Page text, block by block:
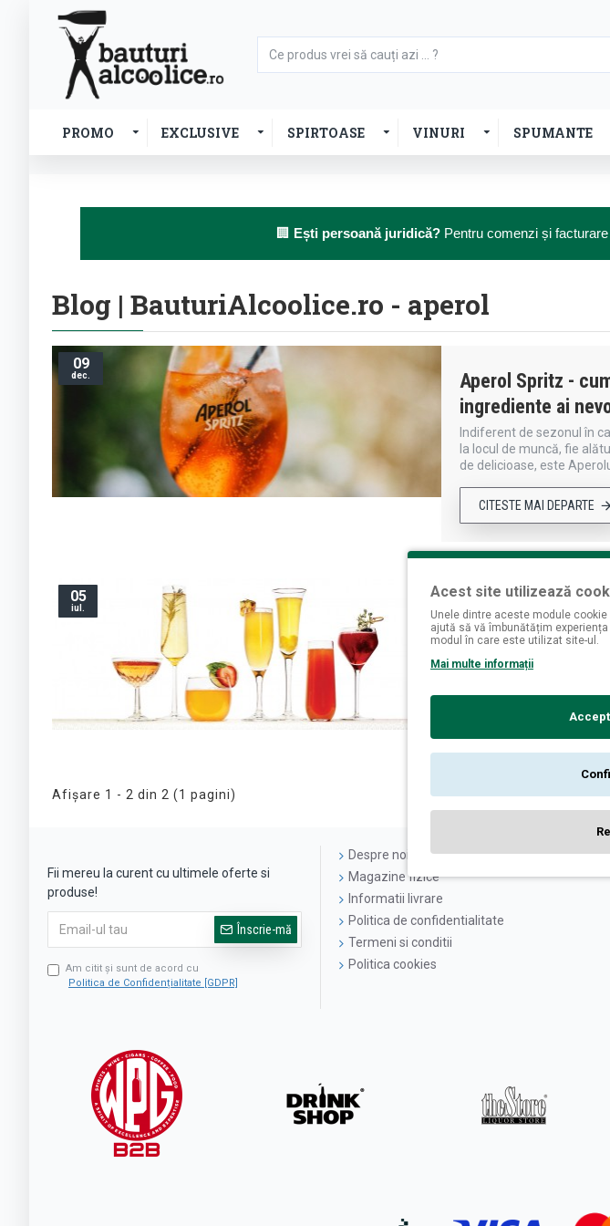
PROMO EXCLUSIVE SPIRTOASE VINURI SPUMANTE
🏢 Ești persoană juridică? Pentru comenzi și
Blog | BauturiAlcoolice.ro - aperol
09
dec.
Aperol Spritz -
ingrediente ai
Indiferent de sezonul în
la locul de muncă, fie
de delicioase, este
CITESTE MAI DEPARTE
05
iul. Rețete de vară
Este vară; trebuie să te
smoothie înghețat, la un
mică, meniul ar fi
CITESTE MAI DEPARTE
Afişare 1 - 2 din 2 (1 pagini)
Fii mereu la curent cu ultimele oferte si
produse!
Înscrie-mă
Am citit şi sunt de acord cu
Politica de Confidențialitate [GDPR]
Despre noi
Magazine fizice
Informatii livrare
Politica de confidentialitate
Termeni si conditii
Politica cookies
Acest site utilizează
Unele dintre aceste module
ajută să vă îmbunătățim
modul în care este utilizat site-ul.
Mai multe informații